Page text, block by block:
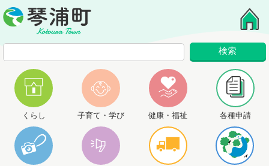
くらし 子育て・学び 健康・福祉 各種申請